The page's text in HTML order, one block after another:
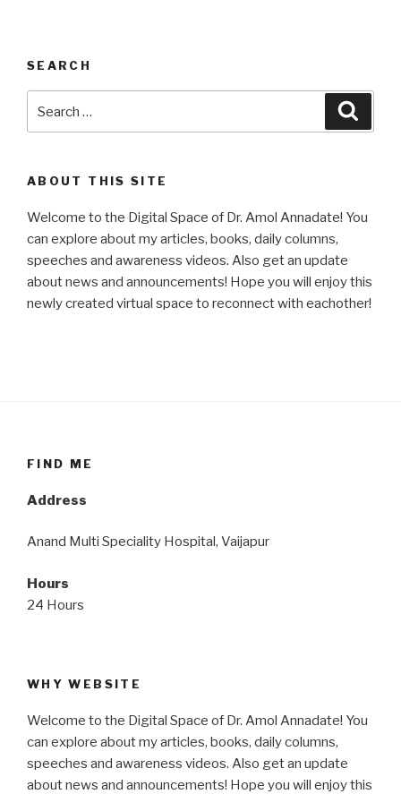
SEARCH
ABOUT THIS SITE
Welcome to the Digital Space of Dr. Amol Annadate! You
can explore about my articles, books, daily columns,
speeches and awareness videos. Also get an update
about news and announcements! Hope you will enjoy this
newly created virtual space to reconnect with eachother!
FIND ME
Address
Anand Multi Speciality Hospital, Vaijapur
Hours
24 Hours
WHY WEBSITE
Welcome to the Digital Space of Dr. Amol Annadate! You
can explore about my articles, books, daily columns,
speeches and awareness videos. Also get an update
about news and announcements! Hope you will enjoy this